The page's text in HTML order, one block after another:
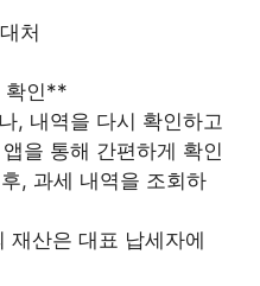
처
확인**
, 내역을 다시 확인하고
을 통해 간편하게 확인
, 과세 내역을 조회하
산은 대표 납세자에